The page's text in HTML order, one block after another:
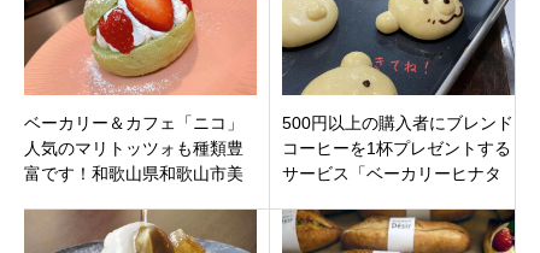
ベーカリー＆カフェ「ニコ」
人気のマリトッツォも種類豊
富です！和歌山県和歌山市美
500円以上の購入者にブレンド
コーヒーを1杯プレゼントする
サービス「ベーカリーヒナタ
12月17日オープンです。